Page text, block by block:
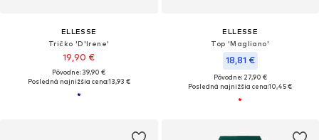
ELLESSE
Tričko 'D'Irene'
19,90 €
Pôvodne: 39,90 €
Posledná najnižšia cena:13,93 €
ELLESSE
Top 'Magliano'
18,81 €
Pôvodne: 27,90 €
Posledná najnižšia cena:10,45 €